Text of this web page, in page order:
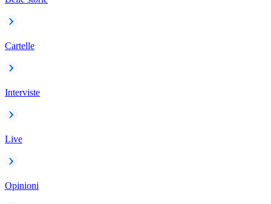
Cartelle
Interviste
Live
Opinioni